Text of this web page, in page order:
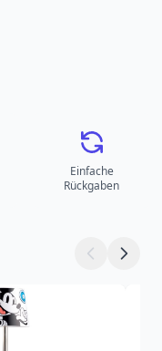
Einfache
Rückgaben